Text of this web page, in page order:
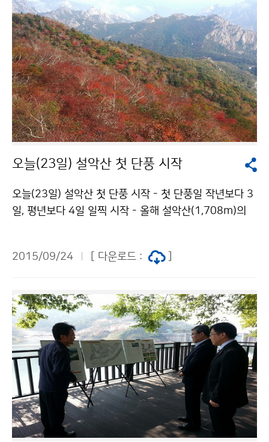
오늘(23일) 설악산 첫 단풍 시작
오늘(23일) 설악산 첫 단풍 시작 - 첫 단풍일 작년보다 3
일, 평년보다 4일 일찍 시작 - 올해 설악산(1,708m)의
9월 중순이후 산간지역을 중심으로 기온이 떨어지면서
초 일평균최저기온 14.2℃(작년대비 –2.0℃, 평년대비 –
1.9℃) ※ 2015년 9월 설악산 자동기상관측장비(AWS,
중청대피소) 기준 일평균기온은 10.4℃(작년대비 –1.
3℃), 일평균최저기온은 7.7℃(작년대비 –1.1℃) 단풍 절
정은 첫 단풍 이후 약 2주 후에 나타나는 것을 감안할 때,
강원도 내 국립공원 단풍은 10월 상순부터 본격적으로
물들면서 10월 중순이나 하순에 단풍 절정을 이룰 것으
로 전망됩니다.
2015/09/24 [ 다운로드 :